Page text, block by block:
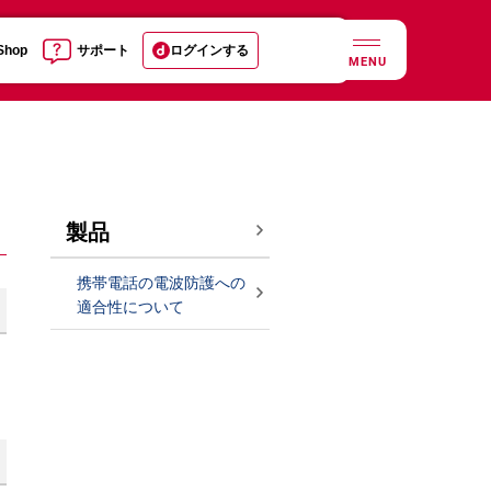
サポート ログインする
MENU
製品
携帯電話の電波防護への
適合性について